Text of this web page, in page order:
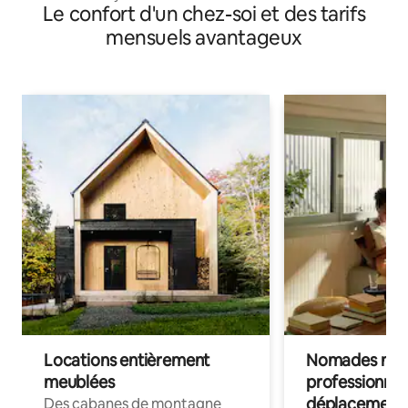
Le confort d'un chez-soi et des tarifs
mensuels avantageux
Locations entièrement
meublées
Nomades